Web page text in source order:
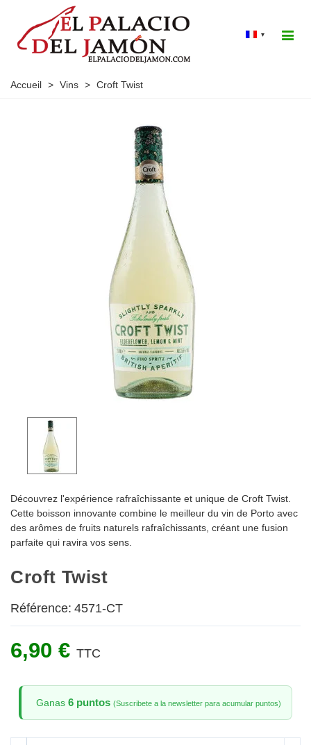
▾
Accueil > Vins > Croft Twist
Découvrez l'expérience rafraîchissante et unique de Croft Twist.
Cette boisson innovante combine le meilleur du vin de Porto avec
des arômes de fruits naturels rafraîchissants, créant une fusion
parfaite qui ravira vos sens.
Croft Twist
Référence: 4571-CT
6,90 € TTC
Ganas 6 puntos (Suscribete a la newsletter para acumular puntos)